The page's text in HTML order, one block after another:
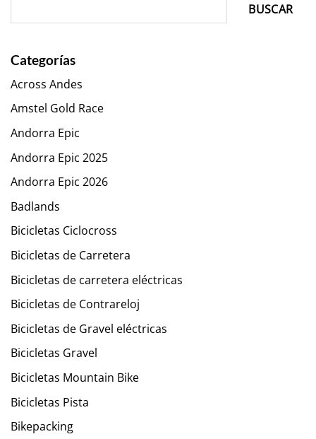
BUSCAR
Categorías
Across Andes
Amstel Gold Race
Andorra Epic
Andorra Epic 2025
Andorra Epic 2026
Badlands
Bicicletas Ciclocross
Bicicletas de Carretera
Bicicletas de carretera eléctricas
Bicicletas de Contrareloj
Bicicletas de Gravel eléctricas
Bicicletas Gravel
Bicicletas Mountain Bike
Bicicletas Pista
Bikepacking